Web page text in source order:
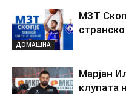
ДОМАШНА
МЗТ
Марјан
клупата